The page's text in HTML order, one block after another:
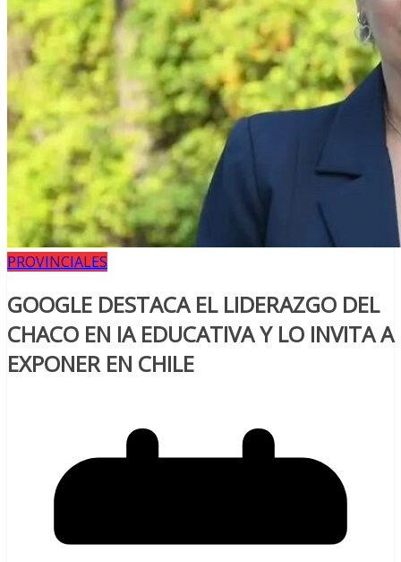
PROVINCIALES
GOOGLE DESTACA EL LIDERAZGO DEL
CHACO EN IA EDUCATIVA Y LO INVITA A
EXPONER EN CHILE